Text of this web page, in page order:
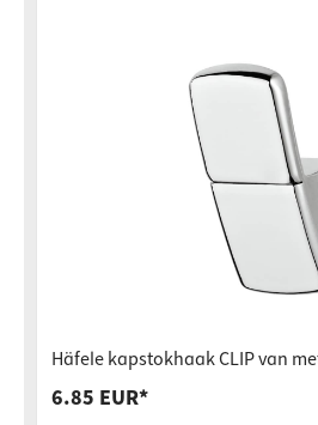
Häfele kapstokhaak CLIP van
6.85 EUR*